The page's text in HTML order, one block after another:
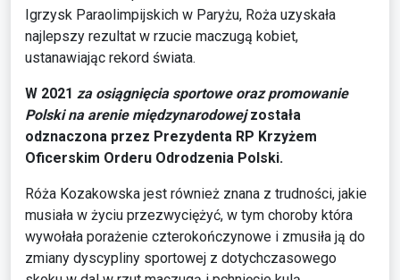
Igrzysk Paraolimpijskich w Paryżu, Roża uzyskała
najlepszy rezultat w rzucie maczugą kobiet,
ustanawiając rekord świata.
W 2021 za osiągnięcia sportowe oraz promowanie
Polski na arenie międzynarodowejzostała
odznaczona przez Prezydenta RP Krzyżem
Oficerskim Orderu Odrodzenia Polski.
Róża Kozakowska jest również znana z trudności, jakie
musiała w życiu przezwyciężyć, w tym choroby która
wywołała porażenie czterokończynowe i zmusiła ją do
zmiany dyscypliny sportowej z dotychczasowego